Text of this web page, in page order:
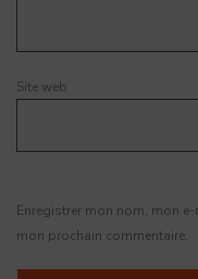
Site web
Enregistrer mon nom, mon
mon prochain commentaire.